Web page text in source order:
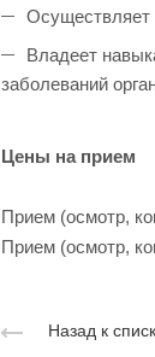
Осуществляет
Владеет
заболеваний
Цены на прием
Прием (осмотр,
Прием (осмотр,
Назад к